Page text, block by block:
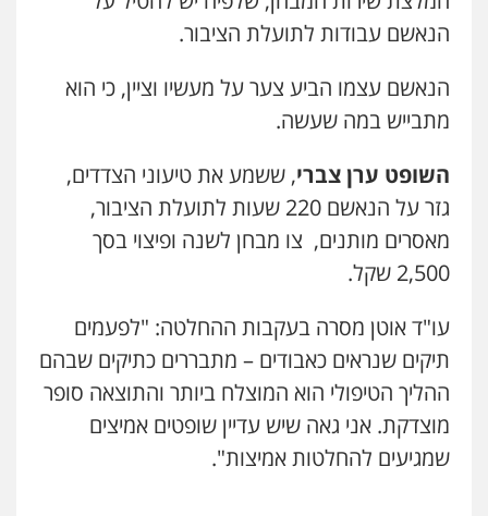
הנאשם עבודות לתועלת הציבור.
הנאשם עצמו הביע צער על מעשיו וציין, כי הוא
מתבייש במה שעשה.
השופט ערן צברי, ששמע את טיעוני הצדדים,
גזר על הנאשם 220 שעות לתועלת הציבור,
מאסרים מותנים, צו מבחן לשנה ופיצוי בסך
2,500 שקל.
עו"ד אוטן מסרה בעקבות ההחלטה: "לפעמים
תיקים שנראים כאבודים – מתבררים כתיקים שבהם
ההליך הטיפולי הוא המוצלח ביותר והתוצאה סופר
מוצדקת. אני גאה שיש עדיין שופטים אמיצים
שמגיעים להחלטות אמיצות".
0528959600
קורל קרוז – עורך דין פלילי
משפט פלילי
0545437431
ליווי וייצוג בחקירות
ומעצרים
0508824984
עו"ד שגיא אקו
פלילי מעצרים וחקירות סמים עבירות מין
עורכי דין לענייני אסירים